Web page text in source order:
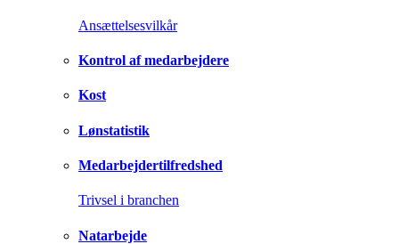
Ansættelsesvilkår
Kontrol af medarbejdere
Kost
Lønstatistik
Medarbejdertilfredshed
Trivsel i branchen
Natarbejde